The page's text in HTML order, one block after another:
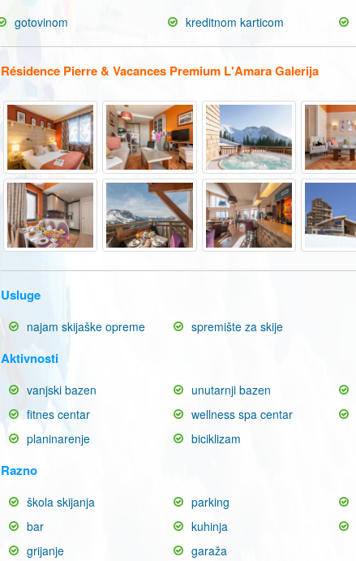
gotovinom kreditnom karticom
Résidence Pierre & Vacances Premium L'Amara Galerija
Usluge
najam skijaške opreme spremište za skije
Aktivnosti
vanjski bazen unutarnji bazen
fitnes centar
wellness spa centar
planinarenje
biciklizam
Razno
škola skijanja parking
bar
kuhinja
grijanje
garaža